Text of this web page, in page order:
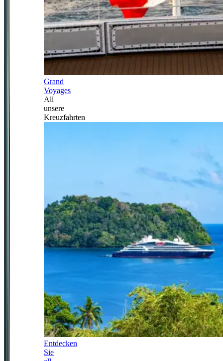
Grand
Voyages
All
unsere
Kreuzfahrten
Entdecken
Sie